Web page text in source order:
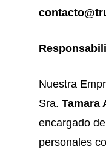
Nuestra
Sra. Tamara
encargado
personales